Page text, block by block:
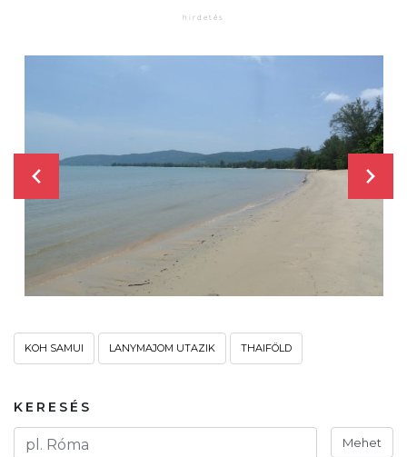
KOH SAMUI LANYMAJOM UTAZIK THAIFÖLD
KERESÉS
Mehet